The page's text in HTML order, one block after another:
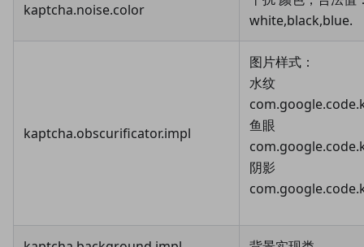
kaptcha.noise.color
white,black,blue.
kaptcha.obscurificator.impl
图片样式：
水纹
鱼眼
阴影